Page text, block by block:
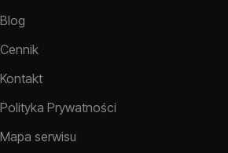
Blog
Cennik
Kontakt
Polityka Prywatności
Mapa serwisu